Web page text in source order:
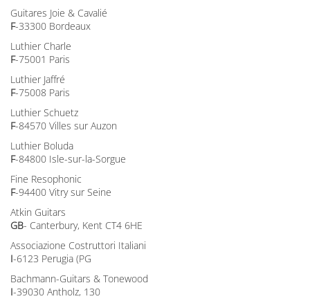
Guitares Joie & Cavalié
F-33300 Bordeaux
Luthier Charle
F-75001 Paris
Luthier Jaffré
F-75008 Paris
Luthier Schuetz
F-84570 Villes sur Auzon
Luthier Boluda
F-84800 Isle-sur-la-Sorgue
Fine Resophonic
F-94400 Vitry sur Seine
Atkin Guitars
GB- Canterbury, Kent CT4 6HE
Associazione Costruttori Italiani
I-6123 Perugia (PG
Bachmann-Guitars & Tonewood
I-39030 Antholz, 130